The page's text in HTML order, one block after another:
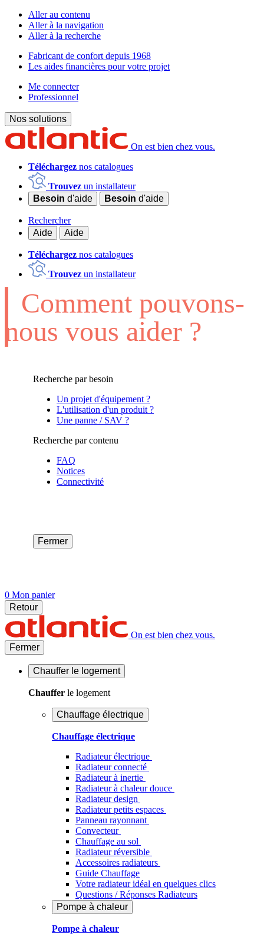
Aller au contenu
Aller à la navigation
Aller à la recherche
Fabricant de confort depuis 1968
Les aides financières pour votre projet
Me connecter
Professionnel
Nos solutions
On est bien chez vous.
Téléchargez nos catalogues
Trouvez un installateur
Besoin d'aide Besoin d'aide
Rechercher
Aide
Aide
Téléchargez nos catalogues
Trouvez un installateur
Comment pouvons-
nous vous aider ?
Recherche par besoin
Un projet d'équipement ?
L'utilisation d'un produit ?
Une panne / SAV ?
Recherche par contenu
FAQ
Notices
Connectivité
Fermer
0 Mon panier
Retour
On est bien chez vous.
Fermer
Chauffer le logement
Chauffer le logement
Chauffage électrique
Chauffage électrique
Radiateur électrique
Radiateur connecté
Radiateur à inertie
Radiateur à chaleur douce
Radiateur design
Radiateur petits espaces
Panneau rayonnant
Convecteur
Chauffage au sol
Radiateur réversible
Accessoires radiateurs
Guide Chauffage
Votre radiateur idéal en quelques clics
Questions / Réponses Radiateurs
Pompe à chaleur
Pompe à chaleur